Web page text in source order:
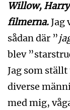
Willow,
filmerna.Jag
sådan där ”
blev
Jag som
diverse
med mig,